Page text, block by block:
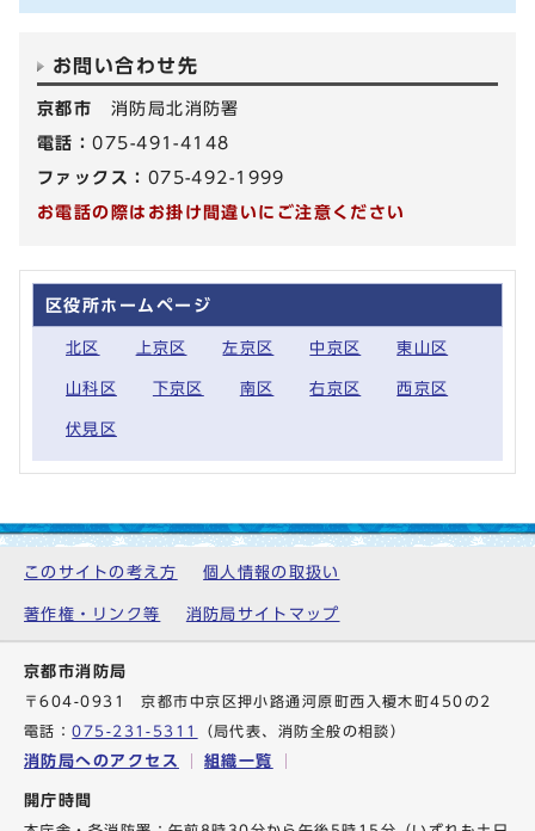
お問い合わせ先
京都市 消防局北消防署
電話：075-491-4148
ファックス： 075-492-1999
お電話の際はお掛け間違いにご注意ください
区役所ホームページ
北区 上京区 左京区 中京区 東山区
山科区 下京区 南区 右京区 西京区
伏見区
このサイトの考え方 個人情報の取扱い
著作権・リンク等 消防局サイトマップ
京都市消防局
〒604-0931 京都市中京区押小路通河原町西入榎木町450の2
電話：075-231-5311 （局代表、消防全般の相談）
消防局へのアクセス 組織一覧
開庁時間